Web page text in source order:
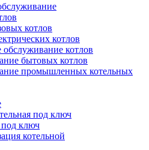
котлов
котлов
обслуживание котлов
бытовых котлов
промышленных котельных
под ключ
под ключ
котельной